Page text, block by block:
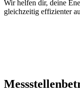
Wir helfen dir, deine
gleichzeitig effizienter